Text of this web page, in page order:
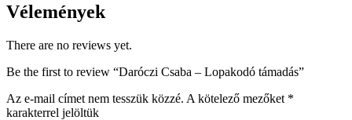
Vélemények
There are no reviews yet.
Be the first to review “Daróczi Csaba – Lopakodó támadás”
Az e-mail címet nem tesszük közzé. A kötelező mezőket *
karakterrel jelöltük